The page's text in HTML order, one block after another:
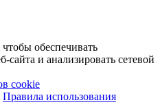
обеспечивать
и анализировать сетевой
cookie
Правила использования